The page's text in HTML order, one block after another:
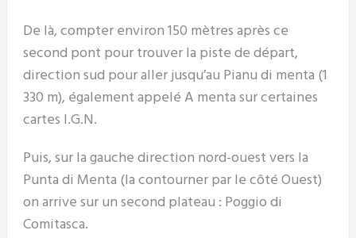
De là, compter environ 150 mètres après ce
second pont pour trouver la piste de départ,
direction sud pour aller jusqu’au Pianu di menta (1
330 m), également appelé A menta sur certaines
cartes I.G.N.
Puis, sur la gauche direction nord-ouest vers la
Punta di Menta (la contourner par le côté Ouest)
on arrive sur un second plateau : Poggio di
Comitasca.